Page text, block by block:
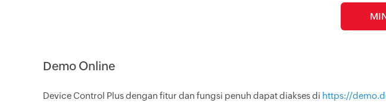
Demo Online
Device Control Plus dengan fitur dan fungsi penuh dapat diakses di https://